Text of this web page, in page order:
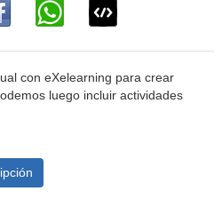
con eXelearning para crear
luego incluir actividades